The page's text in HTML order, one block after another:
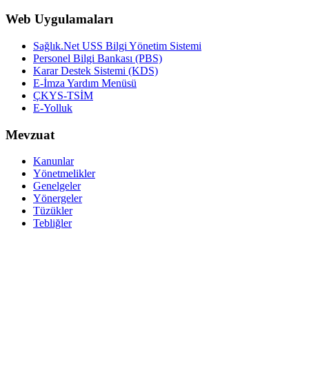
Web Uygulamaları
Sağlık.Net USS Bilgi Yönetim Sistemi
Personel Bilgi Bankası (PBS)
Karar Destek Sistemi (KDS)
E-İmza Yardım Menüsü
ÇKYS-TSİM
E-Yolluk
Mevzuat
Kanunlar
Yönetmelikler
Genelgeler
Yönergeler
Tüzükler
Tebliğler